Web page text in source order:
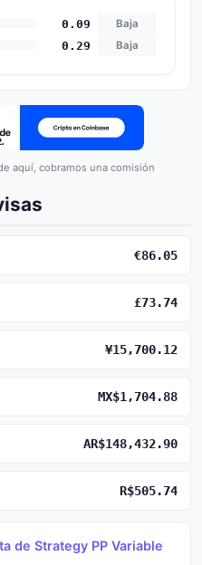
0.09 Baja
0.29 Baja
aquí, cobramos una comisión
€86.05
£73.74
¥15,700.12
MX$1,704.88
AR$148,432.90
R$505.74
de Strategy PP Variable